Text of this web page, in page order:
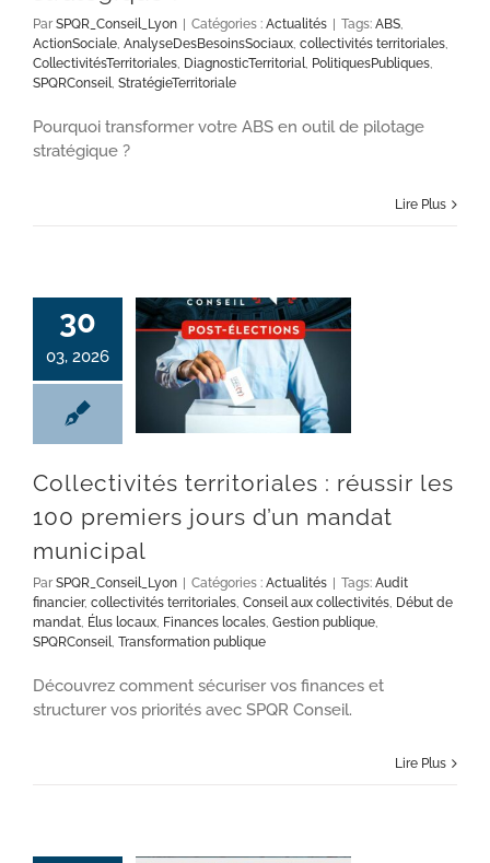
Par SPQR_Conseil_Lyon | Catégories : Actualités | Tags: ABS,
ActionSociale, AnalyseDesBesoinsSociaux, collectivités territoriales,
CollectivitésTerritoriales, DiagnosticTerritorial PolitiquesPubliques,
SPQRConseil
StratégieTerritoriale
Pourquoi transformer votre ABS en outil de pilotage
stratégique ?
Lire Plus
30
03, 2026
Collectivités territoriales : réussir les
100 premiers jours d’un mandat
municipal
Par SPQR_Conseil_Lyon | Catégories : Actualités | Tags: Audit
financier, collectivités territoriales, Conseil aux collectivités, Début de
mandat, Élus locaux, Finances locales, Gestion publique,
SPQRConseil
Transformation publique
Découvrez comment sécuriser vos finances et
structurer vos priorités avec SPQR Conseil.
Lire Plus